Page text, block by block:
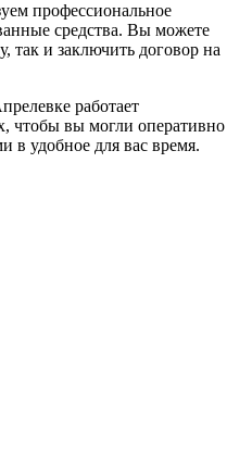
профессиональное
средства. Вы можете
так и заключить договор на
работает
чтобы вы могли оперативно
в удобное для вас время.